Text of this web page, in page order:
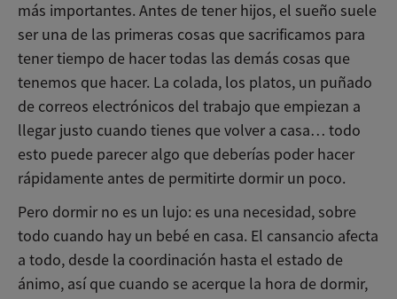
más importantes. Antes de tener hijos, el sueño suele
ser una de las primeras cosas que sacrificamos para
tener tiempo de hacer todas las demás cosas que
tenemos que hacer. La colada, los platos, un puñado
de correos electrónicos del trabajo que empiezan a
llegar justo cuando tienes que volver a casa… todo
esto puede parecer algo que deberías poder hacer
rápidamente antes de permitirte dormir un poco.
Pero dormir no es un lujo: es una necesidad, sobre
todo cuando hay un bebé en casa. El cansancio afecta
a todo, desde la coordinación hasta el estado de
ánimo, así que cuando se acerque la hora de dormir,